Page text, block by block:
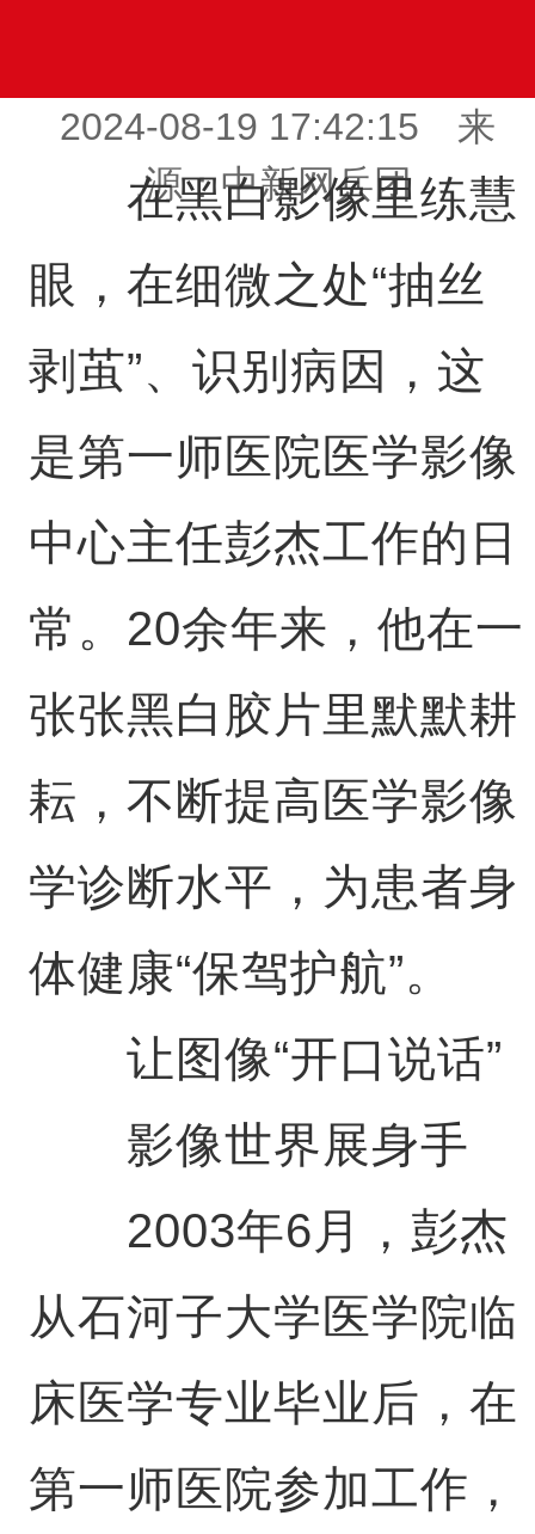
2024-08-19 17:42:15 来
源：中新网兵团
在黑白影像里练慧
眼，在细微之处“抽丝
剥茧”、识别病因，这
是第一师医院医学影像
中心主任彭杰工作的日
常。20余年来，他在一
张张黑白胶片里默默耕
耘，不断提高医学影像
学诊断水平，为患者身
体健康“保驾护航”。
让图像“开口说话”
影像世界展身手
2003年6月，彭杰
从石河子大学医学院临
床医学专业毕业后，在
第一师医院参加工作，